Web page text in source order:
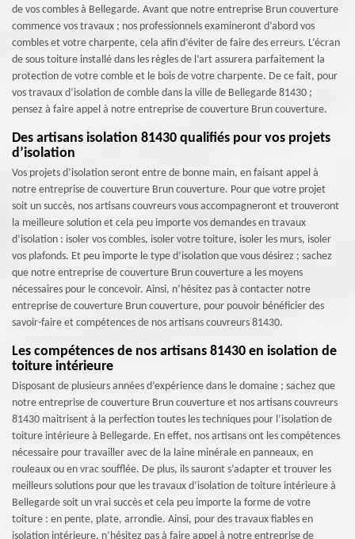
de vos combles à Bellegarde. Avant que notre entreprise Brun couverture
commence vos travaux ; nos professionnels examineront d’abord vos
combles et votre charpente, cela afin d’éviter de faire des erreurs. L’écran
de sous toiture installé dans les règles de l’art assurera parfaitement la
protection de votre comble et le bois de votre charpente. De ce fait, pour
vos travaux d’isolation de comble dans la ville de Bellegarde 81430 ;
pensez à faire appel à notre entreprise de couverture Brun couverture.
Des artisans isolation 81430 qualifiés pour vos projets
d’isolation
Vos projets d’isolation seront entre de bonne main, en faisant appel à
notre entreprise de couverture Brun couverture. Pour que votre projet
soit un succès, nos artisans couvreurs vous accompagneront et trouveront
la meilleure solution et cela peu importe vos demandes en travaux
d’isolation : isoler vos combles, isoler votre toiture, isoler les murs, isoler
vos plafonds. Et peu importe le type d’isolation que vous désirez ; sachez
que notre entreprise de couverture Brun couverture a les moyens
nécessaires pour le concevoir. Ainsi, n’hésitez pas à contacter notre
entreprise de couverture Brun couverture, pour pouvoir bénéficier des
savoir-faire et compétences de nos artisans couvreurs 81430.
Les compétences de nos artisans 81430 en isolation de
toiture intérieure
Disposant de plusieurs années d’expérience dans le domaine ; sachez que
notre entreprise de couverture Brun couverture et nos artisans couvreurs
81430 maitrisent à la perfection toutes les techniques pour l’isolation de
toiture intérieure à Bellegarde. En effet, nos artisans ont les compétences
nécessaire pour travailler avec de la laine minérale en panneaux, en
rouleaux ou en vrac soufflée. De plus, ils sauront s’adapter et trouver les
meilleurs solutions pour que les travaux d’isolation de toiture intérieure à
Bellegarde soit un vrai succès et cela peu importe la forme de votre
toiture : en pente, plate, arrondie. Ainsi, pour des travaux fiables en
isolation intérieure, n’hésitez pas à faire appel à notre entreprise de